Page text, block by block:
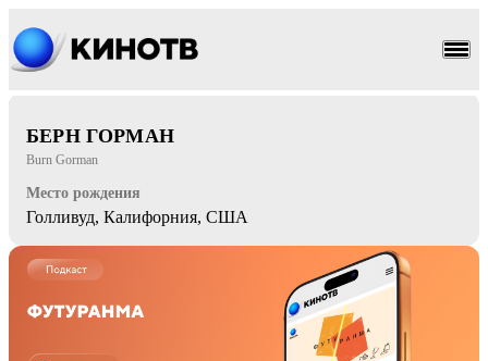
БЕРН ГОРМАН
Burn Gorman
Место рождения
Голливуд, Калифорния, США